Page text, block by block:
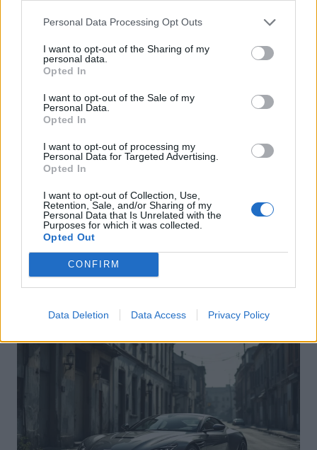
Personal Data Processing Opt Outs
I want to opt-out of the Sharing of my
personal data.
Opted In
I want to opt-out of the Sale of my
Personal Data.
Opted In
I want to opt-out of processing my
Personal Data for Targeted Advertising.
Opted In
I want to opt-out of Collection, Use,
Retention, Sale, and/or Sharing of my
Personal Data that Is Unrelated with the
Purposes for which it was collected.
Opted Out
CONFIRM
Data Deletion Data Access Privacy Policy
Actus Info
Pourquoi le bouton start/stop disparaît
des voitures électriques